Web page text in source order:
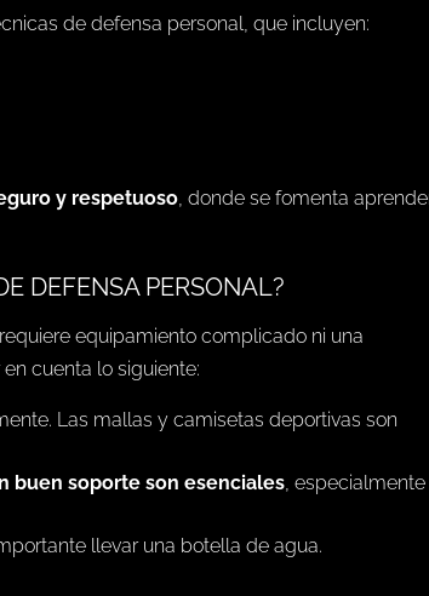
de defensa personal, que incluyen:
y respetuoso, donde se fomenta
DEFENSA PERSONAL?
equipamiento complicado ni una
cuenta lo siguiente:
Las mallas y camisetas deportivas son
buen soporte son esenciales, especialmente
llevar una botella de agua.